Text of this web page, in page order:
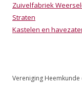
Zuivelfabriek
Straten
Kastelen en
Vereniging